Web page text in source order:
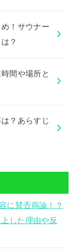
！サウナー
？
間や場所と
？あらすじ
に賛否両論！？
した理由や反